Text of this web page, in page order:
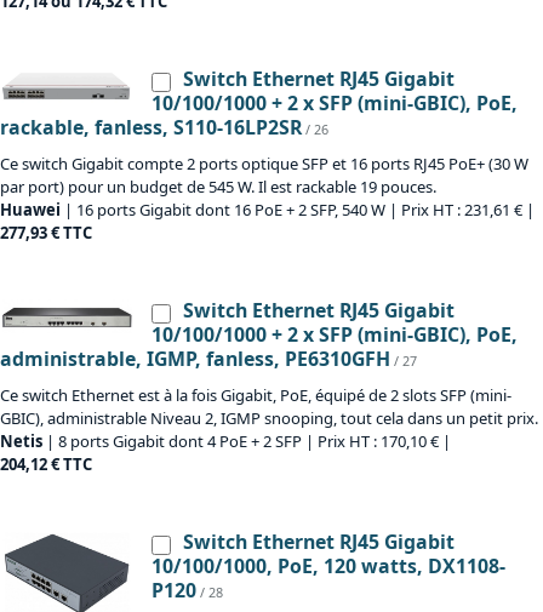
Switch Ethernet RJ45 Gigabit
10/100/1000 + 2 x SFP (mini-GBIC), PoE,
rackable, fanless, S110-16LP2SR / 26
Ce switch Gigabit compte 2 ports optique SFP et 16 ports RJ45 PoE+ (30 W
par port) pour un budget de 545 W. Il est rackable 19 pouces.
Huawei | 16 ports Gigabit dont 16 PoE + 2 SFP, 540 W | Prix HT : 231,61 € |
277,93 € TTC
Switch Ethernet RJ45 Gigabit
10/100/1000 + 2 x SFP (mini-GBIC), PoE,
administrable, IGMP, fanless, PE6310GFH / 27
Ce switch Ethernet est à la fois Gigabit, PoE, équipé de 2 slots SFP (mini-
GBIC), administrable Niveau 2, IGMP snooping, tout cela dans un petit prix.
Netis | 8 ports Gigabit dont 4 PoE + 2 SFP | Prix HT : 170,10 € |
204,12 € TTC
Switch Ethernet RJ45 Gigabit
10/100/1000, PoE, 120 watts, DX1108-
P120 / 28